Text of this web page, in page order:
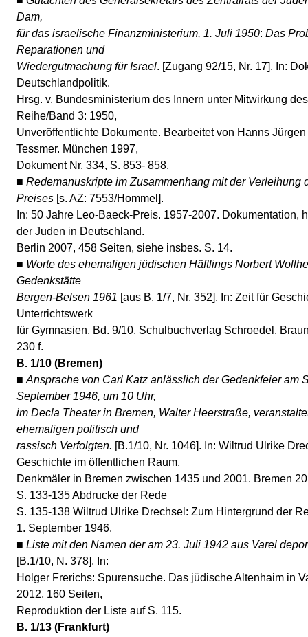
Dam,
für das israelische Finanzministerium, 1. Juli 1950: Das
Reparationen und
Wiedergutmachung für Israel. [Zugang 92/15, Nr. 17]. In:
Deutschlandpolitik.
Hrsg. v. Bundesministerium des Innern unter Mitwirkung
Reihe/Band 3: 1950,
Unveröffentlichte Dokumente. Bearbeitet von Hanns
Tessmer. München 1997,
Dokument Nr. 334, S. 853- 858.
■ Redemanuskripte im Zusammenhang mit der Verleihung
Preises [s. AZ: 7553/Hommel].
In: 50 Jahre Leo-Baeck-Preis. 1957-2007. Dokumentation,
der Juden in Deutschland.
Berlin 2007, 458 Seiten, siehe insbes. S. 14.
■ Worte des ehemaligen jüdischen Häftlings Norbert
Gedenkstätte
Bergen-Belsen 1961 [aus B. 1/7, Nr. 352]. In: Zeit für
Unterrichtswerk
für Gymnasien. Bd. 9/10. Schulbuchverlag Schroedel.
230 f.
B. 1/10 (Bremen)
■ Ansprache von Carl Katz anlässlich der Gedenkfeier am
September 1946, um 10 Uhr,
im Decla Theater in Bremen, Walter Heerstraße,
ehemaligen politisch und
rassisch Verfolgten. [B.1/10, Nr. 1046]. In: Wiltrud Ulrike
Geschichte im öffentlichen Raum.
Denkmäler in Bremen zwischen 1435 und 2001. Bremen
S. 133-135 Abdrucke der Rede
S. 135-138 Wiltrud Ulrike Drechsel: Zum Hintergrund der
1. September 1946.
■ Liste mit den Namen der am 23. Juli 1942 aus Varel
[B.1/10, N. 378]. In:
Holger Frerichs: Spurensuche. Das jüdische Altenhaim in
2012, 160 Seiten,
Reproduktion der Liste auf S. 115.
B. 1/13 (Frankfurt)